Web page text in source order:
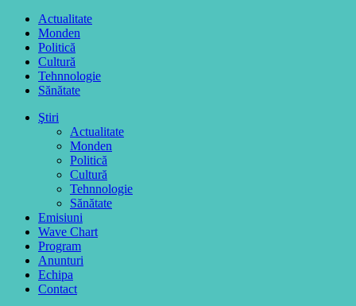
Actualitate
Monden
Politică
Cultură
Tehnnologie
Sănătate
Ştiri
Actualitate
Monden
Politică
Cultură
Tehnnologie
Sănătate
Emisiuni
Wave Chart
Program
Anunturi
Echipa
Contact